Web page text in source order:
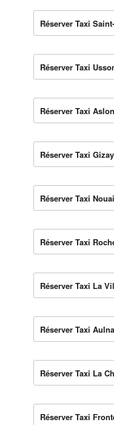
Réserver Taxi
Réserver Taxi
Réserver Taxi
Réserver Taxi Gizay
Réserver Taxi
Réserver Taxi
Réserver Taxi La
Réserver Taxi
Réserver Taxi La
Réserver Taxi